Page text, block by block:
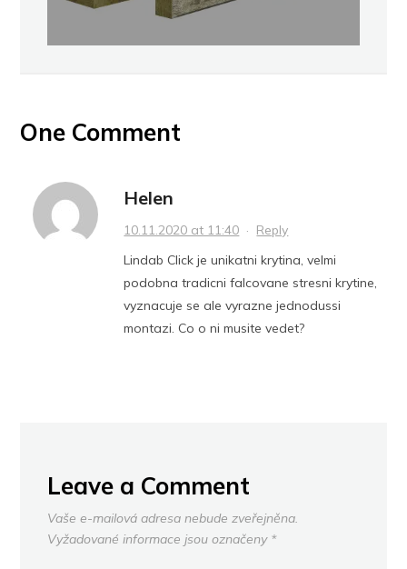
One Comment
Helen
10.11.2020 at 11:40 · Reply
Lindab Click je unikatni krytina, velmi
podobna tradicni falcovane stresni krytine,
vyznacuje se ale vyrazne jednodussi
montazi. Co o ni musite vedet?
Leave a Comment
Vaše e-mailová adresa nebude zveřejněna.
Vyžadované informace jsou označeny *